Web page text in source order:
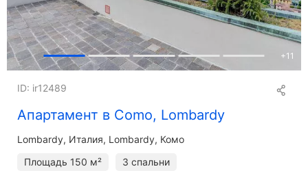
+11
Апартамент в Como, Lombardy
ID: ir12489
Lombardy Италия, Lombardy, Комо
Площадь 150 м² 3 спальни